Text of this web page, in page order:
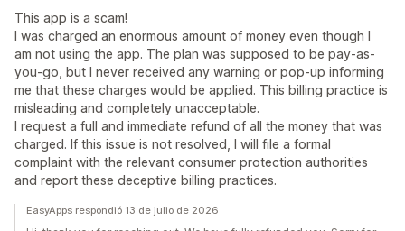
Informes y estadísticas Prueba A/B Seguimiento
API y webhook
Fuentes personalizadas
Importar y exportar
Dominios de correo electrónico
Consentimiento Lista de captura de correos electrónicos
Lista de captura de SMS Activadores y reglas
Automatizaciones Segmentación Geolocalización
Segmentación
Etiquetas Seguimiento
Informes
Información útil y consejos Informes y estadísticas
Prueba A/B
API y webhook
This app is a scam!
I was charged an enormous amount of money even though I
am not using the app. The plan was supposed to be pay-as-
you-go, but I never received any warning or pop-up informing
me that these charges would be applied. This billing practice is
misleading and completely unacceptable.
I request a full and immediate refund of all the money that was
charged. If this issue is not resolved, I will file a formal
complaint with the relevant consumer protection authorities
and report these deceptive billing practices.
EasyApps respondió 13 de julio de 2026